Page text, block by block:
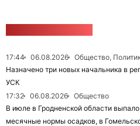
17:44 06.08.2026
Общество,
Назначено три новых начальника в
УСК
17:32
06.08.2026
Общество
В июле в Гродненской области
месячные нормы осадков, в